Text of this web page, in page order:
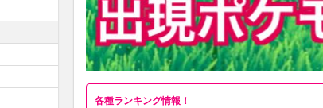
各種ランキング情報！